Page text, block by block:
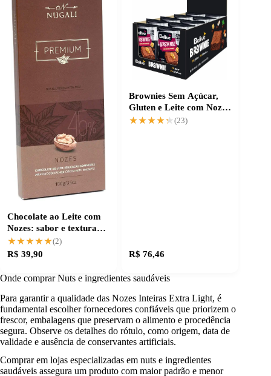
Chocolate ao Leite com
Nozes: sabor e textura
irresistíveis
★★★★★
★★★★★(2)
R$ 39,90
Brownies Sem Açúcar,
Gluten e Leite com Nozes
- Delícia Saudável
★★★★★
★★★★★(23)
R$ 76,46
Onde comprar Nuts e ingredientes saudáveis
Para garantir a qualidade das Nozes Inteiras Extra Light, é
fundamental escolher fornecedores confiáveis que priorizem o
frescor, embalagens que preservam o alimento e procedência
segura. Observe os detalhes do rótulo, como origem, data de
validade e ausência de conservantes artificiais.
Comprar em lojas especializadas em nuts e ingredientes
saudáveis assegura um produto com maior padrão e menor